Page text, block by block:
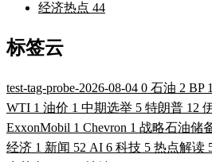
经济热点 44
标签云
test-tag-probe-2026-08-04 0 石油 2 BP 1
WTI 1 油价 1 中期选举 5 特朗普 12
ExxonMobil 1 Chevron 1 战略石油储
经济 1 新闻 52 AI 6 科技 5 热点解读